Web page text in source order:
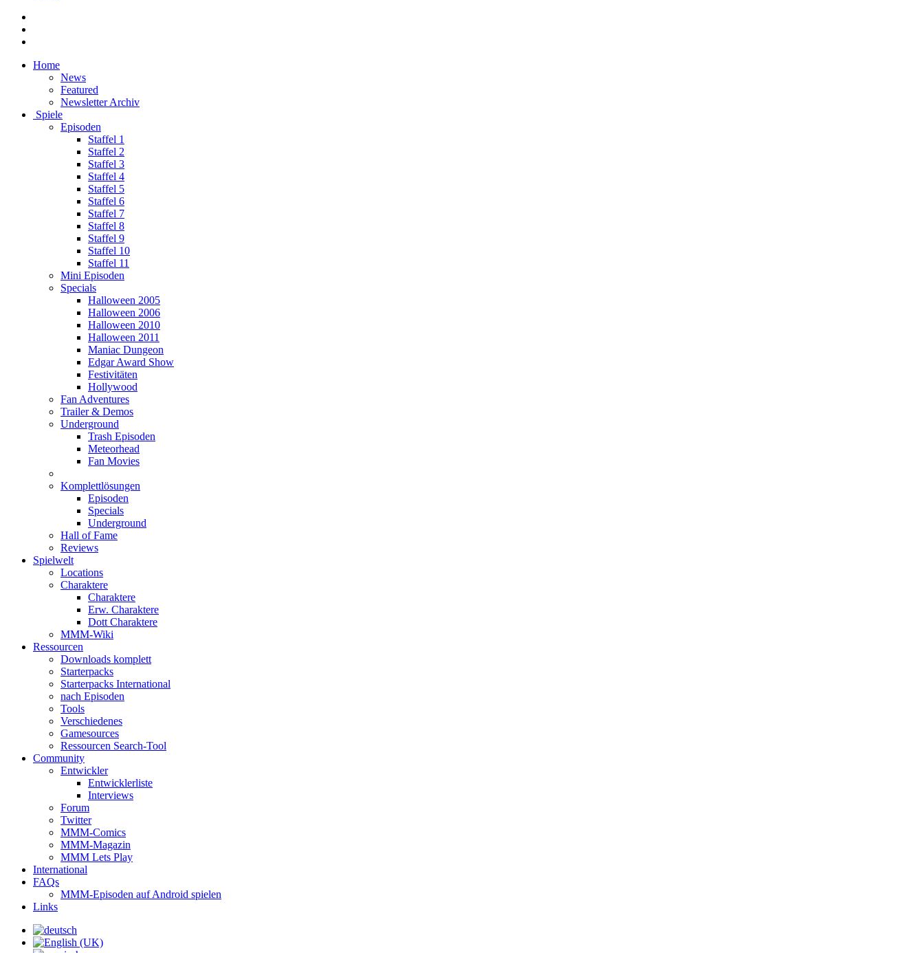
Home
News
Featured
Newsletter Archiv
Spiele
Episoden
Staffel 1
Staffel 2
Staffel 3
Staffel 4
Staffel 5
Staffel 6
Staffel 7
Staffel 8
Staffel 9
Staffel 10
Staffel 11
Mini Episoden
Specials
Halloween 2005
Halloween 2006
Halloween 2010
Halloween 2011
Maniac Dungeon
Edgar Award Show
Festivitäten
Hollywood
Fan Adventures
Trailer & Demos
Underground
Trash Episoden
Meteorhead
Fan Movies
Komplettlösungen
Episoden
Specials
Underground
Hall of Fame
Reviews
Spielwelt
Locations
Charaktere
Charaktere
Erw. Charaktere
Dott Charaktere
MMM-Wiki
Ressourcen
Downloads komplett
Starterpacks
Starterpacks International
nach Episoden
Tools
Verschiedenes
Gamesources
Ressourcen Search-Tool
Community
Entwickler
Entwicklerliste
Interviews
Forum
Twitter
MMM-Comics
MMM-Magazin
MMM Lets Play
International
FAQs
MMM-Episoden auf Android spielen
Links